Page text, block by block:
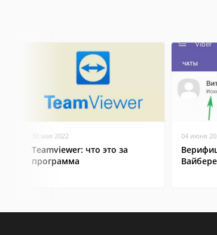
30 мая 2022
Teamviewer: что это за
программа
04 июня